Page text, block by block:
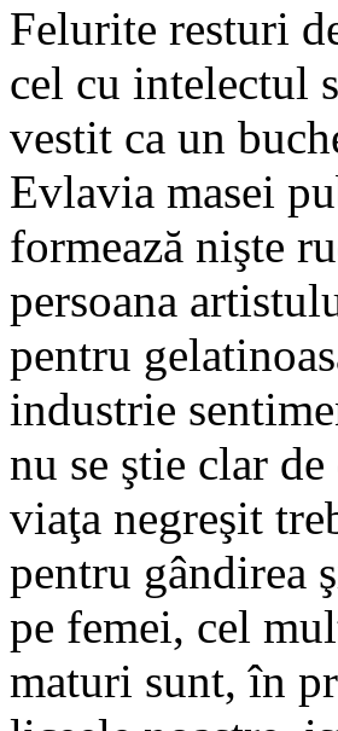
Felurite resturi
cel cu intelectul
vestit ca un
Evlavia masei
formează nişte
persoana
pentru
industrie
nu se ştie clar
viaţa negreşit
pentru gândirea
pe femei, cel
maturi sunt, în